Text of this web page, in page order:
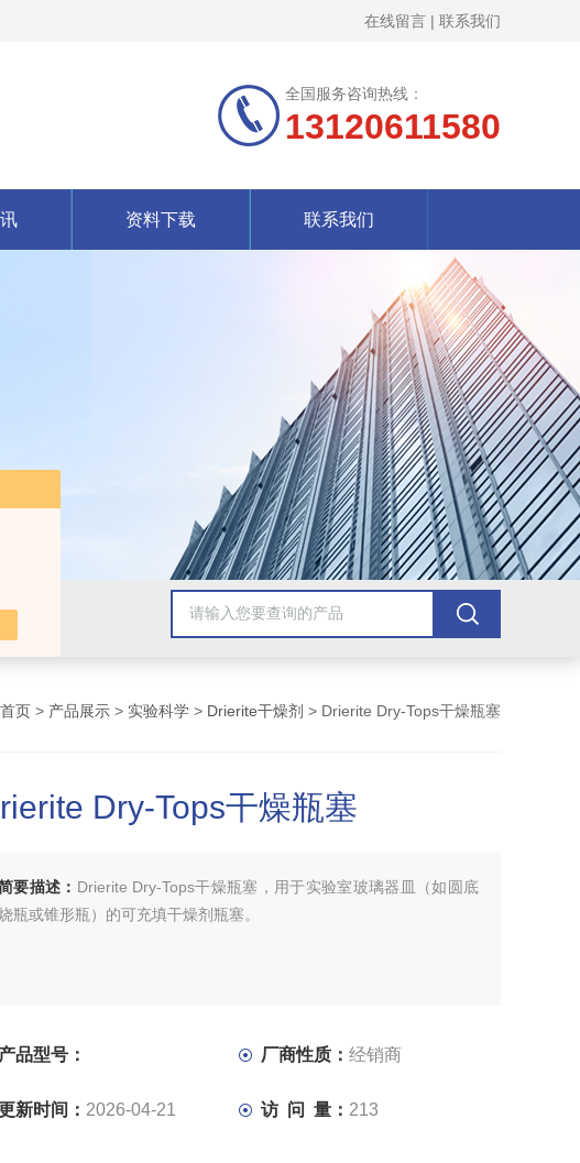
在线留言 | 联系我们
全国服务咨询热线：
13120611580
资料下载 联系我们
页 > 产品展示 > 实验科学 > Drierite干燥剂 > Drierite Dry-Tops干燥瓶塞
Dry-Tops干燥瓶塞
要描述： Drierite Dry-Tops干燥瓶塞，用于实验室玻璃器皿（如圆底
瓶或锥形瓶）的可充填干燥剂瓶塞。
产品型号： 厂商性质： 经销商
新时间： 2026-04-21 访 问 量： 213